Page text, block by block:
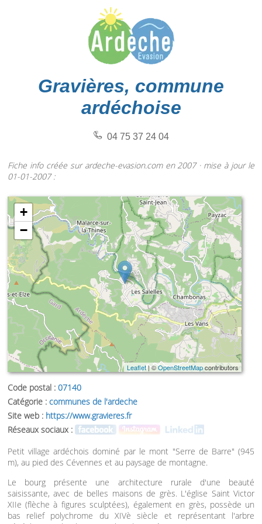
Gravières, commune
ardéchoise
04 75 37 24 04
Fiche info créée sur ardeche-evasion.com en 2007 · mise à jour le
01-01-2007 :
+
−
Leaflet| ©OpenStreetMapcontributors
Code postal : 07140
Catégorie : communes de l'ardeche
Site web : https://www.gravieres.fr
Réseaux sociaux :
Petit village ardéchois dominé par le mont "Serre de Barre" (945
m), au pied des Cévennes et au paysage de montagne.
Le bourg présente une architecture rurale d'une beauté
saisissante, avec de belles maisons de grès. L'église Saint Victor
XIIe (flèche à figures sculptées), également en grès, possède un
bas relief polychrome du XIVè siècle et représentant l'arbre